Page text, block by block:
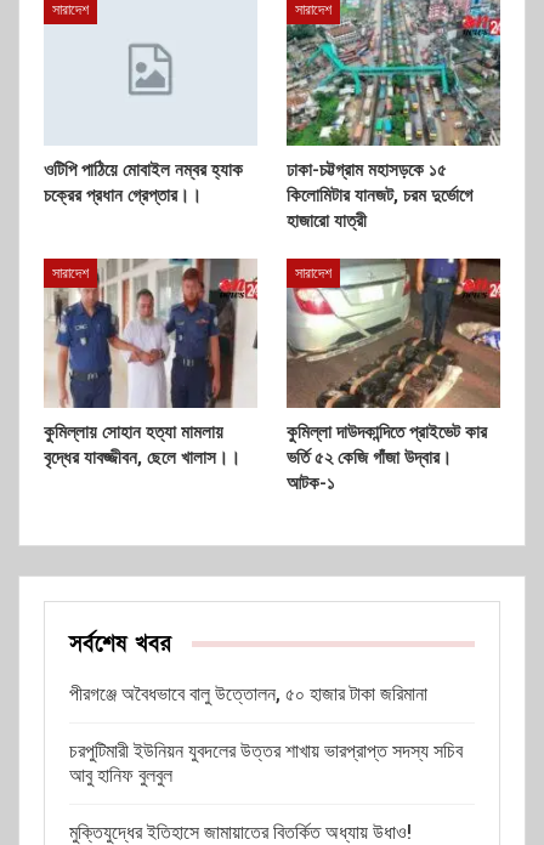
সারাদেশ
ওটিপি পাঠিয়ে মোবাইল নম্বর হ্যাক
চক্রের প্রধান গ্রেপ্তার।।
সারাদেশ
ঢাকা-চট্টগ্রাম মহাসড়কে ১৫
কিলোমিটার যানজট, চরম দুর্ভোগে
হাজারো যাত্রী
সারাদেশ
কুমিল্লায় সোহান হত্যা মামলায়
বৃদ্ধের যাবজ্জীবন, ছেলে খালাস।।
সারাদেশ
কুমিল্লা দাউদকান্দিতে প্রাইভেট কার
ভর্তি ৫২ কেজি গাঁজা উদ্বার।
আটক-১
সর্বশেষ খবর
পীরগঞ্জে অবৈধভাবে বালু উত্তোলন, ৫০ হাজার টাকা জরিমানা
চরপুটিমারী ইউনিয়ন যুবদলের উত্তর শাখায় ভারপ্রাপ্ত সদস্য সচিব
আবু হানিফ বুলবুল
মুক্তিযুদ্ধের ইতিহাসে জামায়াতের বিতর্কিত অধ্যায় উধাও!